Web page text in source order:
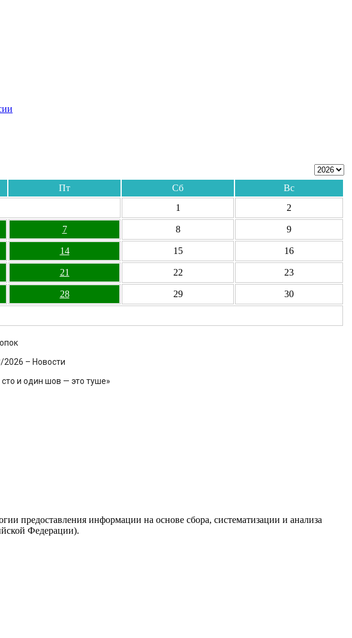
Пт Сб
Вс
1
2
7 8 9
14 15 16
21 22 23
28 29 30
2026 – Новости
и один шов — это туше»
предоставления информации на основе сбора, систематизации и анализа
Федерации).